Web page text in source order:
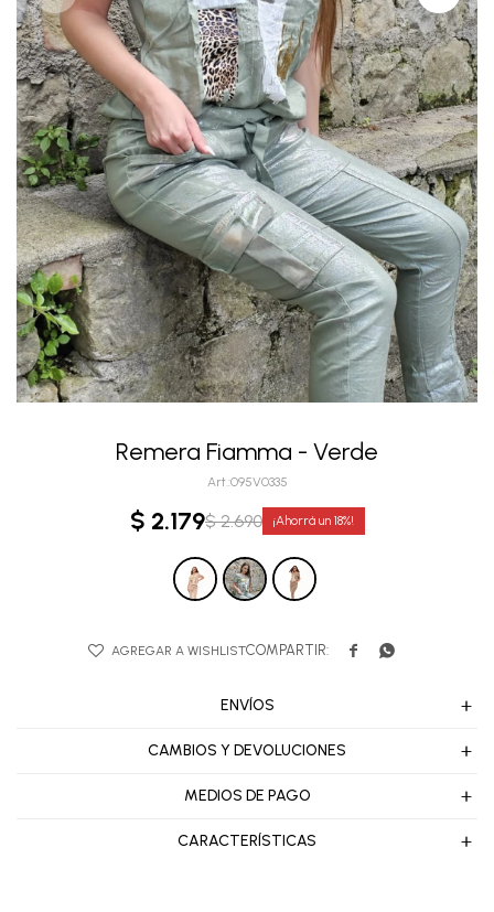
Remera Fiamma - Verde
095V0335
$ 2.179$ 2.690 18
 
ENVÍOS
CAMBIOS Y DEVOLUCIONES
MEDIOS DE PAGO
CARACTERÍSTICAS